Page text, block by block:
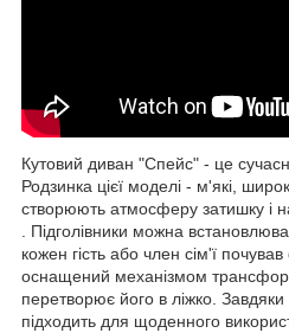
Кутовий диван "Спейс" - це
Родзинка цієї моделі - м'які,
створюють атмосферу затишку і
. Підголівники можна
кожен гість або член сім'ї
оснащений механізмом
перетворює його в ліжко. Завдяки
підходить для щоденного